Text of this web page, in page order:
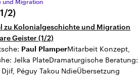
und Migration
2)
zu Kolonialgeschichte und Migration
Geister (1/2)
Paul PlamperMitarbeit Konzept,
Jelka PlateDramaturgische Beratung:
Péguy Takou NdieÜbersetzung